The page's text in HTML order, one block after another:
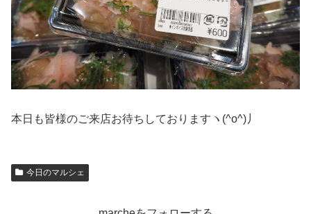
本日も皆様のご来店お待ちしておりますヽ(^o^)丿
今日のマルシェ